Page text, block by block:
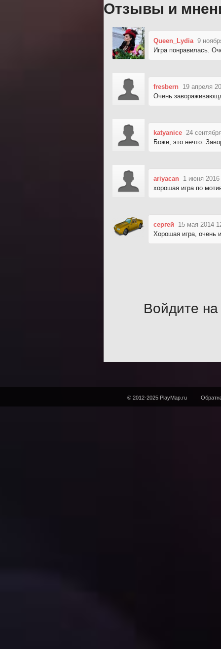
Отзывы и
Queen_Lydia 9
Игра понравилась.
fresbern 19 апреля
Очень
katyanice 24
Боже, это нечто.
ariyacan 1 июня 2016
хорошая игра по
сергей
15 мая 2014
Хорошая игра, очень
Войдите на
© 2012-2025 PlayMap.ru